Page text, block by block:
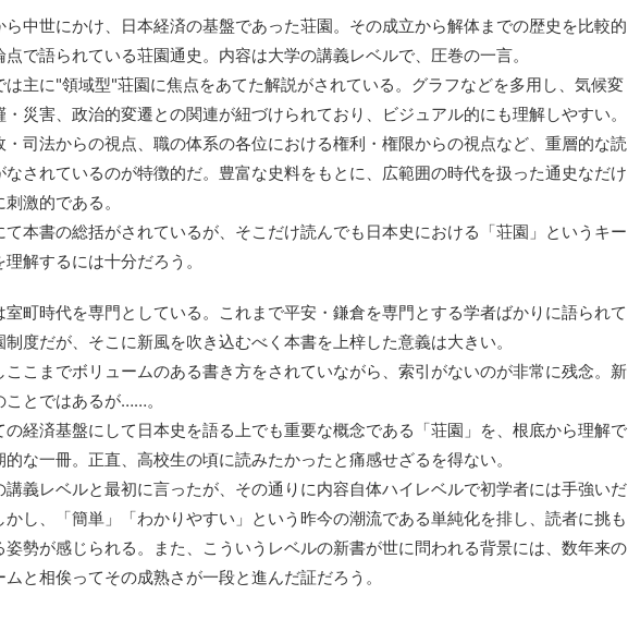
中世にかけ、日本経済の基盤であった荘園。その成立から解体までの歴史を比較的
点で語られている荘園通史。内容は大学の講義レベルで、圧巻の一言。
主に"領域型"荘園に焦点をあてた解説がされている。グラフなどを多用し、気候変
・災害、政治的変遷との関連が紐づけられており、ビジュアル的にも理解しやすい。
・司法からの視点、職の体系の各位における権利・権限からの視点など、重層的な読
なされているのが特徴的だ。豊富な史料をもとに、広範囲の時代を扱った通史なだけ
激的である。
本書の総括がされているが、そこだけ読んでも日本史における「荘園」というキー
理解するには十分だろう。
町時代を専門としている。これまで平安・鎌倉を専門とする学者ばかりに語られて
制度だが、そこに新風を吹き込むべく本書を上梓した意義は大きい。
こまでボリュームのある書き方をされていながら、索引がないのが非常に残念。新
ことではあるが……。
経済基盤にして日本史を語る上でも重要な概念である「荘園」を、根底から理解で
的な一冊。正直、高校生の頃に読みたかったと痛感せざるを得ない。
義レベルと最初に言ったが、その通りに内容自体ハイレベルで初学者には手強いだ
かし、「簡単」「わかりやすい」という昨今の潮流である単純化を排し、読者に挑も
姿勢が感じられる。また、こういうレベルの新書が世に問われる背景には、数年来の
ムと相俟ってその成熟さが一段と進んだ証だろう。